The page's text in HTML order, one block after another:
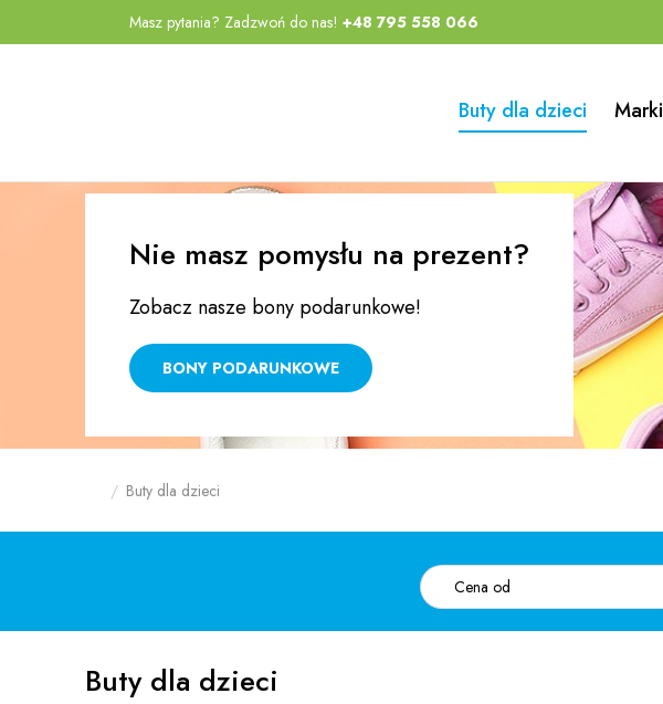
Przejdź
Przejdź
Masz pytania? Zadzwoń do nas! +48 795 558 066
Buty dla dzieci Marki
Nie masz pomysłu na prezent?
Zobacz nasze bony podarunkowe!
BONY PODARUNKOWE
Buty dla dzieci
Buty dla dzieci